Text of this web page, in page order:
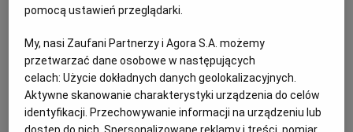
Otrzymuj wiadomości z najnowszymi ogłoszeniami
spełniającymi wybrane przez Ciebie kryteria.
Ustaw alert
pomocą ustawień przeglądarki.
My, nasi Zaufani Partnerzy i Agora S.A. możemy
przetwarzać dane osobowe w następujących
celach:Użycie dokładnych danych geolokalizacyjnych.
Aktywne skanowanie charakterystyki urządzenia do celów
identyfikacji. Przechowywanie informacji na urządzeniu lub
dostęp do nich. Spersonalizowane reklamy i treści, pomiar